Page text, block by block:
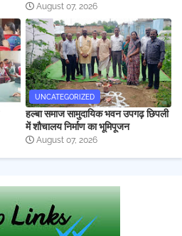
August 07, 2026
UNCATEGORIZED
हल्बा समाज सामुदायिक भवन उपगढ़ छिपली
में शौचालय निर्माण का भूमिपूजन
August 07, 2026